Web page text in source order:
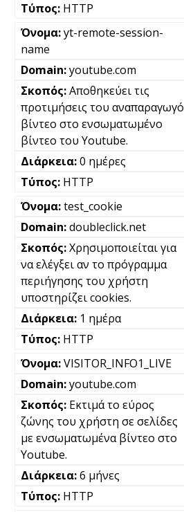
HTTP
yt-remote-session-
name
youtube.com
Αποθηκεύει τις
προτιμήσεις του αναπαραγωγό
βίντεο στο ενσωματωμένο
βίντεο του Youtube.
0 ημέρες
HTTP
test_cookie
doubleclick.net
Χρησιμοποιείται για
να ελέγξει αν το πρόγραμμα
περιήγησης του χρήστη
υποστηρίζει cookies.
1 ημέρα
HTTP
VISITOR_INFO1_LIVE
youtube.com
Εκτιμά το εύρος
ζώνης του χρήστη σε σελίδες
με ενσωματωμένα βίντεο στο
Youtube.
6 μήνες
HTTP